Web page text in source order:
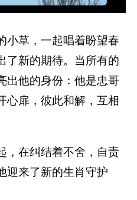
小草，一起唱着盼望春
了新的期待。当所有的
出他的身份：他是忠哥
心扉，彼此和解，互相
，在纠结着不舍，自责
迎来了新的生肖守护